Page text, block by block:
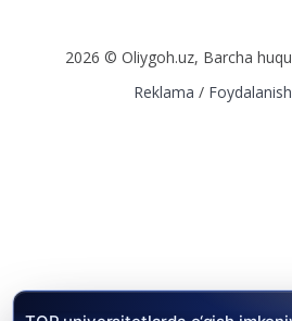
2026 © Oliygoh.uz, Barcha
Reklama /